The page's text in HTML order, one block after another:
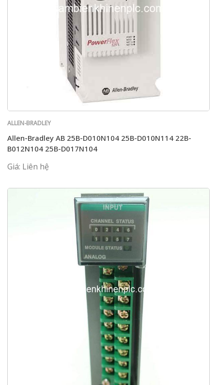
ALLEN-BRADLEY
Allen-Bradley AB 25B-D010N104 25B-D010N114 22B-
B012N104 25B-D017N104
Giá: Liên hệ